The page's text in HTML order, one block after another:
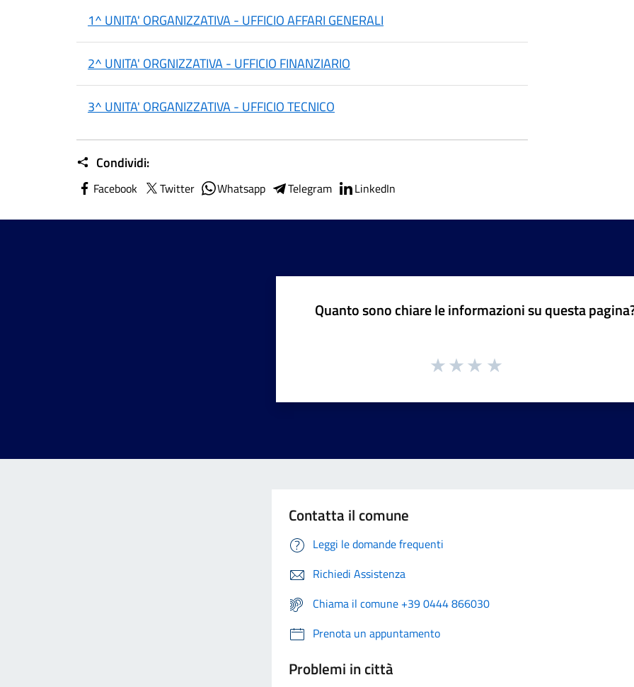
1^ UNITA' ORGANIZZATIVA - UFFICIO AFFARI GENERALI
2^ UNITA' ORGNIZZATIVA - UFFICIO FINANZIARIO
3^ UNITA' ORGANIZZATIVA - UFFICIO TECNICO
Condividi:
Facebook Twitter Whatsapp Telegram LinkedIn
Quanto sono chiare le informazioni su questa
Contatta il comune
Leggi le domande frequenti
Richiedi Assistenza
Chiama il comune +39 0444 866030
Prenota un appuntamento
Problemi in città